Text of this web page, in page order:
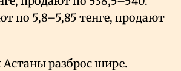
по 5,8–5,85 тенге, продают
разброс шире.